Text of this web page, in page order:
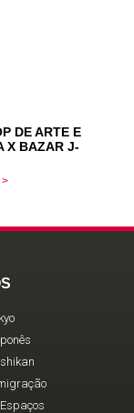
DE ARTE E
X BAZAR J-